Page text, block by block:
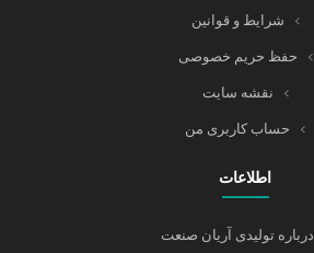
شرایط و قوانین
حفظ حریم خصوصی
نقشه سایت
حساب کاربری من
اطلاعات
درباره تولیدی آریان صنعت